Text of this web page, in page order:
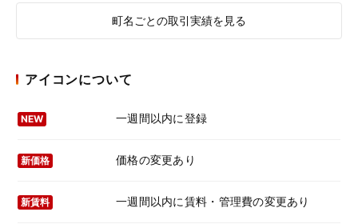
町名ごとの取引実績を見る
アイコンについて
NEW 一週間以内に登録
新価格 価格の変更あり
新賃料 一週間以内に賃料・管理費の変更あり